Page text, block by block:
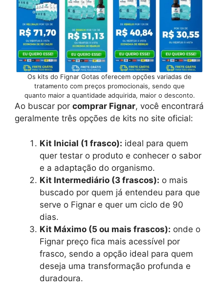
Os kits do Fignar Gotas oferecem opções variadas de
tratamento com preços promocionais, sendo que
quanto maior a quantidade adquirida, maior o desconto.
Ao buscar por comprar Fignar, você encontrará
geralmente três opções de kits no site oficial:
Kit Inicial (1 frasco): ideal para quem
quer testar o produto e conhecer o sabor
e a adaptação do organismo.
Kit Intermediário (3 frascos): o mais
buscado por quem já entendeu para que
serve o Fignar e quer um ciclo de 90
dias.
Kit Máximo (5 ou mais frascos): onde o
Fignar preço fica mais acessível por
frasco, sendo a opção ideal para quem
deseja uma transformação profunda e
duradoura.